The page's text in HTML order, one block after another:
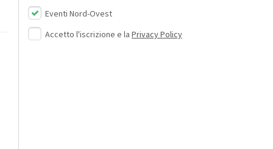
Eventi Nord-Ovest
Accetto l'iscrizione e la Privacy Policy